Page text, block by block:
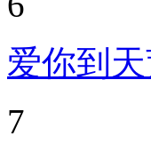
爱你到
7